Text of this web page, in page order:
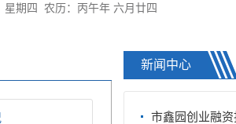
期四 农历：丙午年 六月廿四
新闻中心
市鑫园创业融